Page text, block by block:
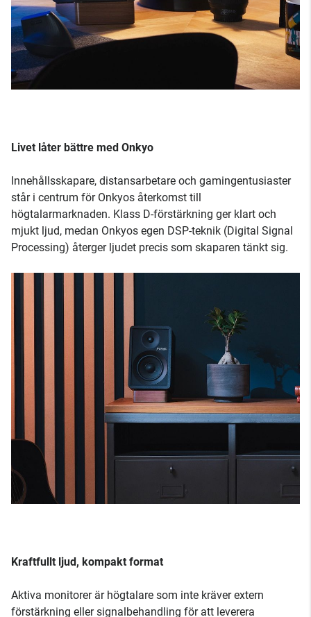
Livet låter bättre med Onkyo
Innehållsskapare, distansarbetare och gamingentusiaster
står i centrum för Onkyos återkomst till
högtalarmarknaden. Klass D-förstärkning ger klart och
mjukt ljud, medan Onkyos egen DSP-teknik (Digital Signal
Processing) återger ljudet precis som skaparen tänkt sig.
Kraftfullt ljud, kompakt format
Aktiva monitorer är högtalare som inte kräver extern
förstärkning eller signalbehandling för att leverera